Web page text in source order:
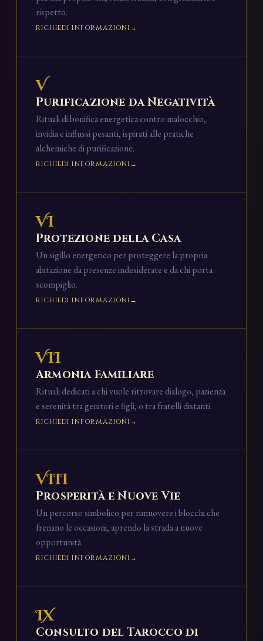
rispetto.
RICHIEDI INFORMAZIONI
V
Purificazione da Negatività
Rituali di bonifica energetica contro malocchio,
invidia e influssi pesanti, ispirati alle pratiche
alchemiche di purificazione.
RICHIEDI INFORMAZIONI
VI
Protezione della Casa
Un sigillo energetico per proteggere la propria
abitazione da presenze indesiderate e da chi porta
scompiglio.
RICHIEDI INFORMAZIONI
VII
Armonia Familiare
Rituali dedicati a chi vuole ritrovare dialogo, pazienza
e serenità tra genitori e figli, o tra fratelli distanti.
RICHIEDI INFORMAZIONI
VIII
Prosperità e Nuove Vie
Un percorso simbolico per rimuovere i blocchi che
frenano le occasioni, aprendo la strada a nuove
opportunità.
RICHIEDI INFORMAZIONI
IX
Consulto del Tarocco di